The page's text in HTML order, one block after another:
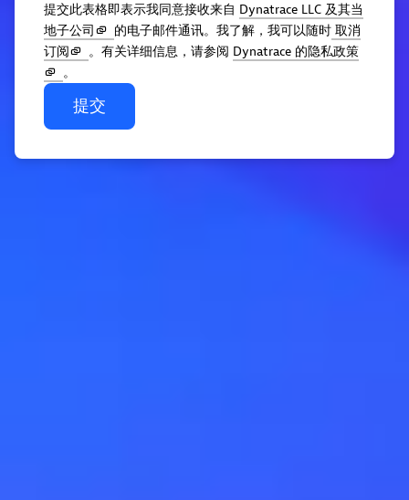
提交此表格即表示我同意接收来自 Dynatrace LLC 及其当
地子公司
的电子邮件通讯。我了解，我可以随时 取消
订阅
。有关详细信息，请参阅 Dynatrace 的隐私政策
。
提交